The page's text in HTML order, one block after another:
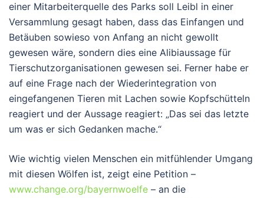
einer Mitarbeiterquelle des Parks soll Leibl in einer
Versammlung gesagt haben, dass das Einfangen und
Betäuben sowieso von Anfang an nicht gewollt
gewesen wäre, sondern dies eine Alibiaussage für
Tierschutzorganisationen gewesen sei. Ferner habe er
auf eine Frage nach der Wiederintegration von
eingefangenen Tieren mit Lachen sowie Kopfschütteln
reagiert und der Aussage reagiert: „Das sei das letzte
um was er sich Gedanken mache.“
Wie wichtig vielen Menschen ein mitfühlender Umgang
mit diesen Wölfen ist, zeigt eine Petition –
www.change.org/bayernwoelfe – an die